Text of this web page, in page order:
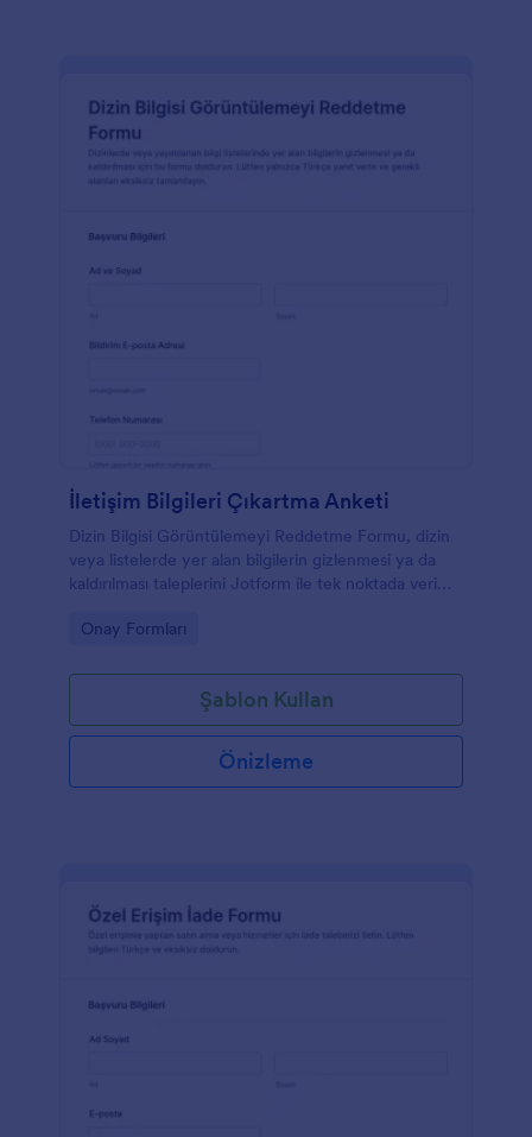
İletişim Bilgileri Çıkartma Anketi
Dizin Bilgisi Görüntülemeyi Reddetme Formu, dizin
veya listelerde yer alan bilgilerin gizlenmesi ya da
kaldırılması taleplerini Jotform ile tek noktada veri
yardımcı olur.
Go to Category:
Onay Formları
Şablon Kullan
Önizleme